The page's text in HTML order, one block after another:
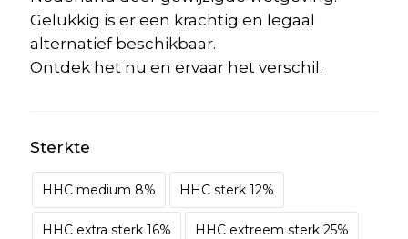
Gelukkig is er een krachtig en legaal
alternatief beschikbaar.
Ontdek het nu en ervaar het verschil.
Sterkte
HHC medium 8% HHC sterk 12%
HHC extra sterk 16% HHC extreem sterk 25%